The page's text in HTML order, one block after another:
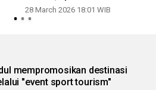
28 March 2026 18:01 WIB
mempromosikan destinasi
"event sport tourism"